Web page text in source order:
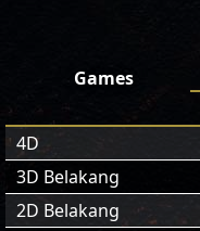
Games
4D
3D Belakang
2D Belakang